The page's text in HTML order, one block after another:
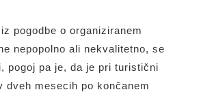
pogodbe o organiziranem
nepopolno ali nekvalitetno, se
pogoj pa je, da je pri turistični
dveh mesecih po končanem